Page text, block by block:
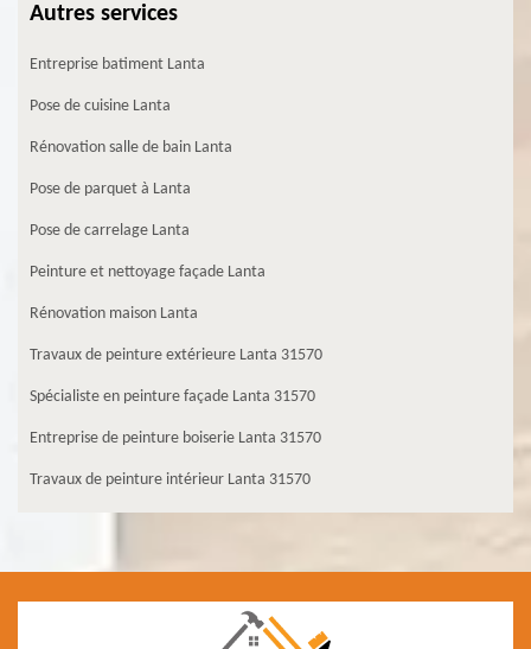
Autres services
Entreprise batiment Lanta
Pose de cuisine Lanta
Rénovation salle de bain Lanta
Pose de parquet à Lanta
Pose de carrelage Lanta
Peinture et nettoyage façade Lanta
Rénovation maison Lanta
Travaux de peinture extérieure Lanta 31570
Spécialiste en peinture façade Lanta 31570
Entreprise de peinture boiserie Lanta 31570
Travaux de peinture intérieur Lanta 31570